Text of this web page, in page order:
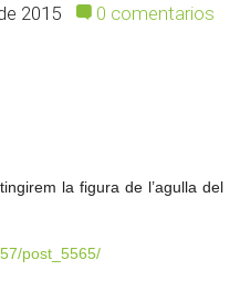
2015
0 comentarios
la figura de l’agulla del
post_5565/